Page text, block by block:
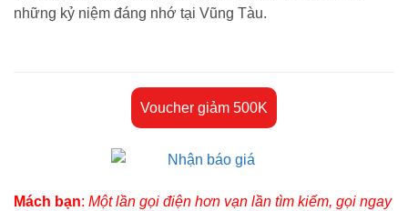
những kỷ niệm đáng nhớ tại Vũng Tàu.
Voucher giảm 500K
Mách bạn: Một lần gọi điện hơn vạn lần tìm kiếm, gọi ngay